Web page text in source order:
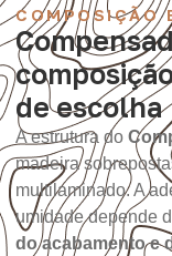
COMPOSIÇÃO
de escolha
A estrutura do
madeira
multilaminado. A
umidade depende
do acabamento e